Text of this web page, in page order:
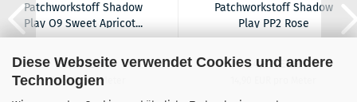
Diese Webseite verwendet Cookies und andere
Technologien
Patchworkstoff Shadow
Play O9 Sweet Apricot...
14,90 EUR
14,90 EUR pro Meter
Patchworkstoff Shadow
Play PP2 Rose
14,90 EUR